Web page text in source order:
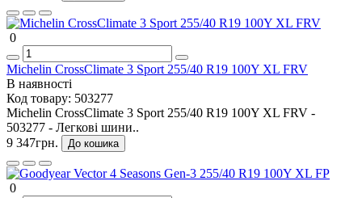
0
Michelin CrossClimate 3 Sport 255/40 R19 100Y XL FRV
В наявності
Код товару: 503277
Michelin CrossClimate 3 Sport 255/40 R19 100Y XL FRV -
503277 - Легкові шини..
9 347грн.
До кошика
0